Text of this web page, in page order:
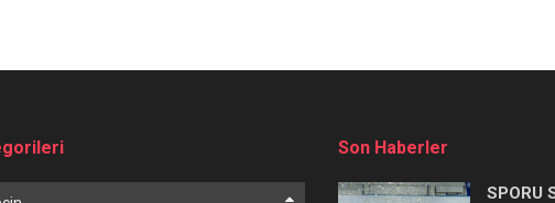
Son Haberler
SPORU